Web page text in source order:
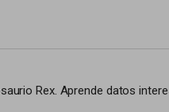
Rex. Aprende datos